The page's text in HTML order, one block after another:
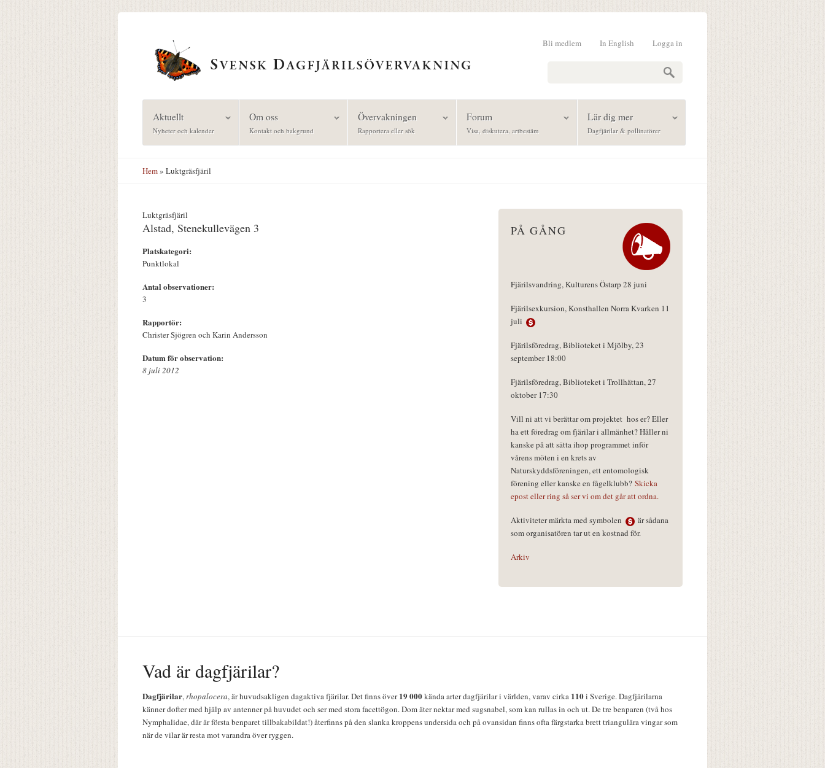
Logga in
In English
Bli medlem
Aktuellt
Nyheter och kalender
Om oss
Kontakt och bakgrund
Övervakningen
Rapportera eller sök
Forum
Visa, diskutera, artbestäm
Lär dig mer
Dagfjärilar & pollinatörer
Hem» Luktgräsfjäril
Luktgräsfjäril
Alstad, Stenekullevägen 3
Platskategori:
Punktlokal
Antal observationer:
3
Rapportör:
Christer Sjögren och Karin Andersson
Datum för observation:
8 juli 2012
PÅ GÅNG
Fjärilsvandring, Kulturens Östarp 28 juni
Fjärilsexkursion, Konsthallen Norra Kvarken 11
juli
Fjärilsföredrag, Biblioteket i Mjölby, 23
september 18:00
Fjärilsföredrag, Biblioteket i Trollhättan, 27
oktober 17:30
Vill ni att vi berättar om projektet hos er? Eller
ha ett föredrag om fjärilar i allmänhet? Håller ni
kanske på att sätta ihop programmet inför
vårens möten i en krets av
Naturskyddsföreningen, ett entomologisk
förening eller kanske en fågelklubb? Skicka
epost eller ring så ser vi om det går att ordna.
Aktiviteter märkta med symbolen
är sådana
som organisatören tar ut en kostnad för.
Arkiv
Vad är dagfjärilar?
Dagfjärilar,rhopalocera, är huvudsakligen dagaktiva fjärilar. Det finns över19 000kända arter dagfjärilar i världen, varav cirka 110i Sverige. Dagfjärilarna
känner dofter med hjälp av antenner på huvudet och ser med stora facettögon. Dom äter nektar med sugsnabel, som kan rullas in och ut. De tre benparen (två hos
Nymphalidae, där är första benparet tillbakabildat!) återfinns på den slanka kroppens undersida och på ovansidan finns ofta färgstarka brett triangulära vingar som
när de vilar är resta mot varandra över ryggen.